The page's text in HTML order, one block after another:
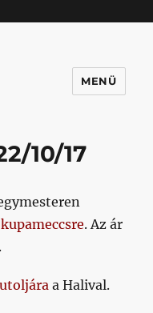
MENÜ
10/17
. Az ár
a Halival.